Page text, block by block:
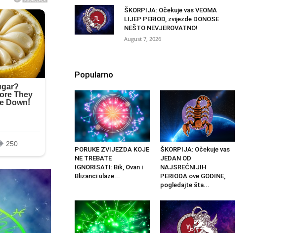
ŠKORPIJA: Očekuje vas VEOMA
LIJEP PERIOD, zvijezde DONOSE
NEŠTO NEVJEROVATNO!
August 7, 2026
Popularno
PORUKE ZVIJEZDA KOJE
NE TREBATE
IGNORISATI: Bik, Ovan i
Blizanci ulaze...
ŠKORPIJA: Očekuje vas
JEDAN OD
NAJSREĆNIJIH
PERIODA ove GODINE,
pogledajte šta...